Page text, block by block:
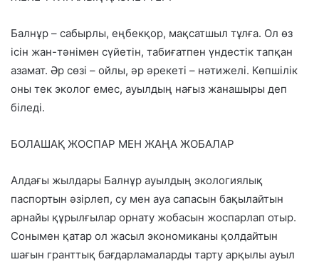
Балнұр – сабырлы, еңбекқор, мақсатшыл тұлға. Ол өз
ісін жан-тәнімен сүйетін, табиғатпен үндестік тапқан
азамат. Әр сөзі – ойлы, әр әрекеті – нәтижелі. Көпшілік
оны тек эколог емес, ауылдың нағыз жанашыры деп
біледі.
БОЛАШАҚ ЖОСПАР МЕН ЖАҢА ЖОБАЛАР
Алдағы жылдары Балнұр ауылдың экологиялық
паспортын әзірлеп, су мен ауа сапасын бақылайтын
арнайы құрылғылар орнату жобасын жоспарлап отыр.
Сонымен қатар ол жасыл экономиканы қолдайтын
шағын гранттық бағдарламаларды тарту арқылы ауыл